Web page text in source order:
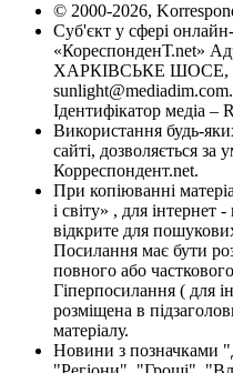
© 2000-2026,
Суб'єкт у сфері
«КореспонденТ.net»
ХАРКІВСЬКЕ ШОСЕ,
Ідентифікатор медіа –
Використання будь-
сайті, дозволяється
Корреспондент.net.
При копіюванні
і світу» , для інтернет
відкрите для
Посилання має бути
повного або
Гіперпосилання ( для
розміщена в
матеріалу.
Новини з позначками